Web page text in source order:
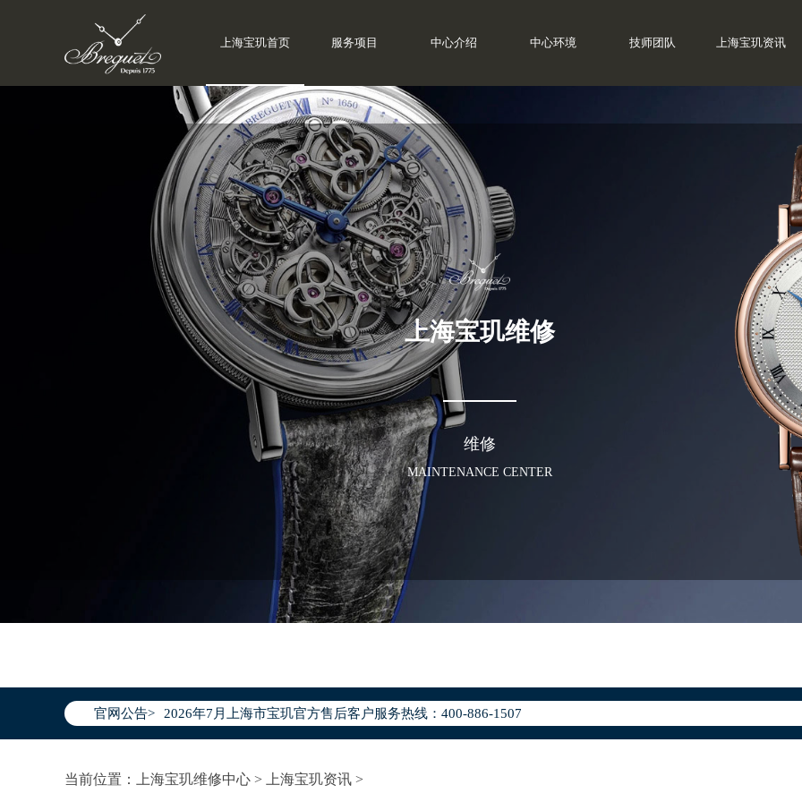
上海宝玑首页 服务项目 中心介绍 中心环境 技师团队 上海宝玑资讯
上海宝玑维修
维修
MAINTENANCE CENTER
官网公告>
2026年7月上海市宝玑官方售后客户服务热线：400-886-1507
上海市黄浦区南京东路299号宏伊国际广场写字楼8层806室（需提前预约）
当前位置： 上海宝玑维修中心 > 上海宝玑资讯 >